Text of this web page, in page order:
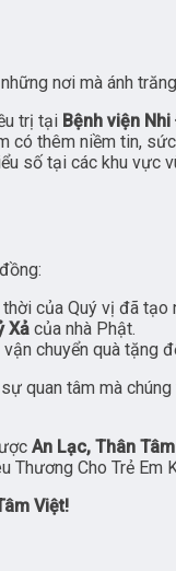
nơi mà ánh
trị tại Bệnh viện
thêm niềm tin,
số tại các khu vực
của Quý vị đã tạo
Xả của nhà Phật.
chuyển quà tặng
quan tâm mà
An Lạc, Thân
Thương Cho Trẻ Em
Việt!